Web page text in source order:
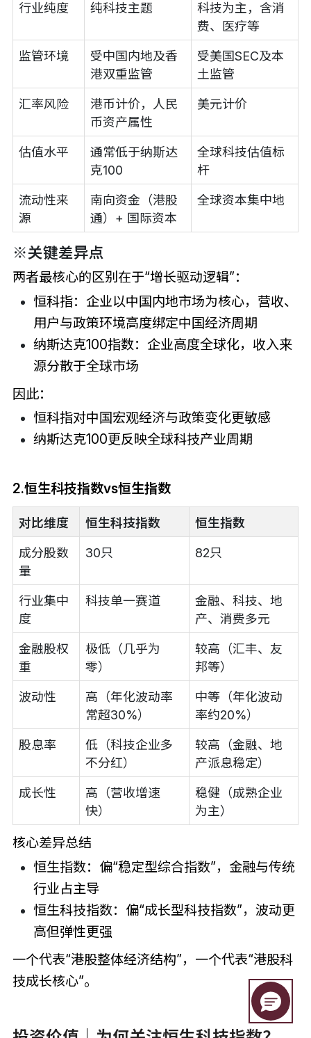
行业纯度 纯科技主题
科技为主，含消
费、医疗等
监管环境
受中国内地及香
港双重监管
受美国SEC及本
土监管
汇率风险
港币计价，人民
币资产属性
美元计价
估值水平
通常低于纳斯达
克100
全球科技估值标
杆
流动性来
源
南向资金（港股
通）+ 国际资本
全球资本集中地
※关键差异点
两者最核心的区别在于“增长驱动逻辑”：
恒科指：企业以中国内地市场为核心，营收、
用户与政策环境高度绑定中国经济周期
纳斯达克100指数：企业高度全球化，收入来
源分散于全球市场
因此：
恒科指对中国宏观经济与政策变化更敏感
纳斯达克100更反映全球科技产业周期
2.恒生科技指数vs恒生指数
对比维度 恒生科技指数 恒生指数
成分股数
量
30只 82只
行业集中
度
科技单一赛道
金融、科技、地
产、消费多元
金融股权
重
极低（几乎为
零）
较高（汇丰、友
邦等）
波动性
高（年化波动率
常超30%）
中等（年化波动
率约20%）
股息率
低（科技企业多
不分红）
较高（金融、地
产派息稳定）
成长性
高（营收增速
快）
稳健（成熟企业
为主）
核心差异总结
恒生指数：偏“稳定型综合指数”，金融与传统
行业占主导
恒生科技指数：偏“成长型科技指数”，波动更
高但弹性更强
一个代表“港股整体经济结构”，一个代表“港股科
技成长核心”。